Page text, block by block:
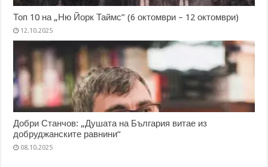
Топ 10 на „Ню Йорк Таймс” (6 октомври – 12 октомври)
12.10.2025
Добри Станчов: „Душата на България витае из
добруджанските равнини“
08.10.2025